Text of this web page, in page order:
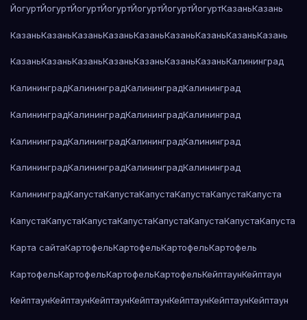
ЙогуртЙогуртЙогуртЙогуртЙогуртЙогуртЙогуртКазаньКазань
КазаньКазаньКазаньКазаньКазаньКазаньКазаньКазаньКазань
КазаньКазаньКазаньКазаньКазаньКазаньКазаньКалининград
КалининградКалининградКалининградКалининград
КалининградКалининградКалининградКалининград
КалининградКалининградКалининградКалининград
КалининградКалининградКалининградКалининград
КалининградКапустаКапустаКапустаКапустаКапустаКапуста
КапустаКапустаКапустаКапустаКапустаКапустаКапустаКапуста
Карта сайтаКартофельКартофельКартофельКартофель
КартофельКартофельКартофельКартофельКейптаунКейптаун
КейптаунКейптаунКейптаунКейптаунКейптаунКейптаунКейптаун